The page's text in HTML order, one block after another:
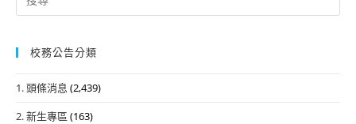
for:
校務公告分類
1. 頭條消息 (2,439)
2. 新生專區 (163)